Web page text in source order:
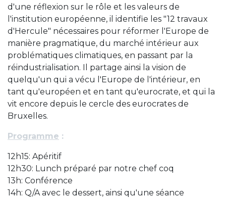
d'une réflexion sur le rôle et les valeurs de
l'institution européenne, il identifie les "12 travaux
d'Hercule" nécessaires pour réformer l'Europe de
manière pragmatique, du marché intérieur aux
problématiques climatiques, en passant par la
réindustrialisation. Il partage ainsi la vision de
quelqu'un qui a vécu l'Europe de l'intérieur, en
tant qu'européen et en tant qu'eurocrate, et qui la
vit encore depuis le cercle des eurocrates de
Bruxelles.
Programme :
12h15: Apéritif
12h30: Lunch préparé par notre chef coq
13h: Conférence
14h: Q/A avec le dessert, ainsi qu'une séance